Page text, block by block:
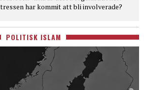
har kommit att bli involverade?
POLITISK ISLAM